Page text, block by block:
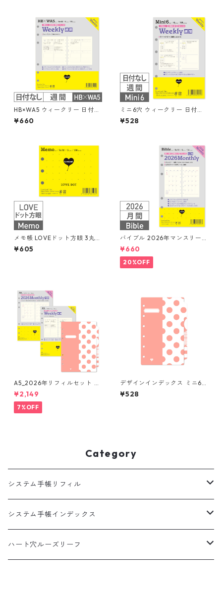
HB×WA5 ウィークリー 日付な
し 見開き1週間ブロック式 習
慣トラッカー システム手帳リ
¥660
ミニ6穴 ウィークリー 日付な
し 見開き4日間 ブロック式 シ
ステム手帳リフィル
¥528
メモ帳 LOVEドット方眼 3丸穴
100枚 システム手帳リフィル
¥605
バイブル 2026年マンスリー
月間ブロック+LOVEドット罫
システム手帳リフィル
¥660
20%OFF
A5_2026年リフィルセット シ
ステム手帳 ★送料無料★
¥2,149
7%OFF
デザインインデックス ミニ6穴
4山 システム手帳
¥528
Category
システム手帳リフィル
A5
HB×WA5
システム手帳インデックス
A5
ハート穴ルーズリーフ